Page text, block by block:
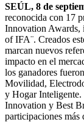
SEÚL, 8 de
reconocida con 17
Innovation Awards,
of IFA¨. Creados
marcan nuevos
impacto en el
los ganadores
Movilidad,
y Hogar Inteligente.
Innovation y Best
participaciones más